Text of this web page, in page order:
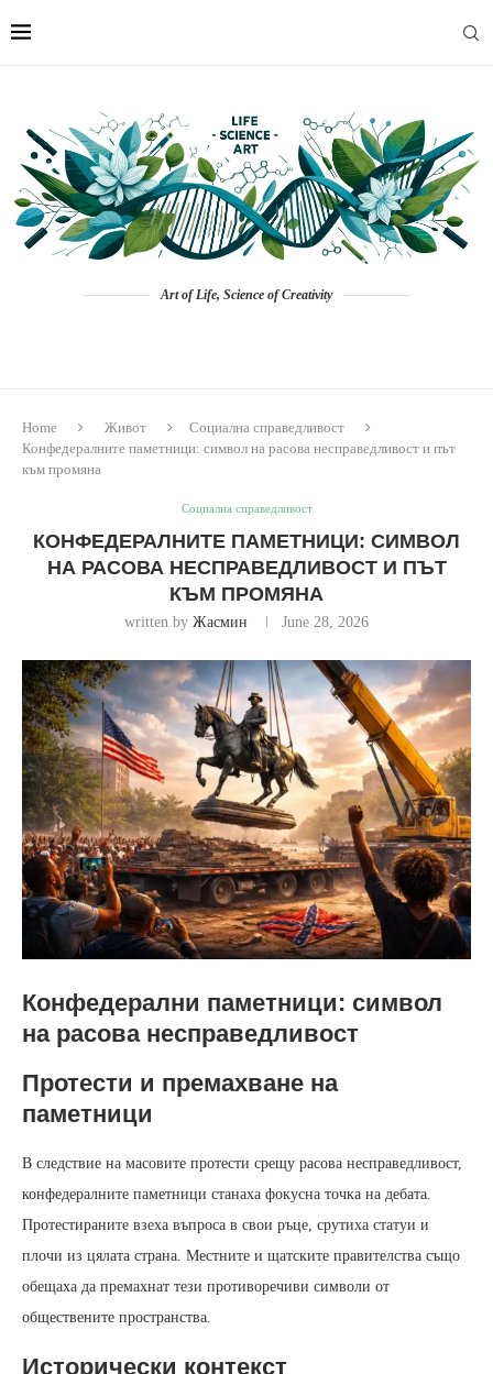
Art of Life, Science of Creativity
Home Живот
Социална справедливост
Конфедералните паметници: символ на расова несправедливост и път
към промяна
Социална справедливост
КОНФЕДЕРАЛНИТЕ ПАМЕТНИЦИ: СИМВОЛ
НА РАСОВА НЕСПРАВЕДЛИВОСТ И ПЪТ
КЪМ ПРОМЯНА
written by Жасмин June 28, 2026
Конфедерални паметници: символ
на расова несправедливост
Протести и премахване на
паметници
В следствие на масовите протести срещу расова несправедливост,
конфедералните паметници станаха фокусна точка на дебата.
Протестираните взеха въпроса в свои ръце, срутиха статуи и
плочи из цялата страна. Местните и щатските правителства също
обещаха да премахнат тези противоречиви символи от
обществените пространства.
Исторически контекст